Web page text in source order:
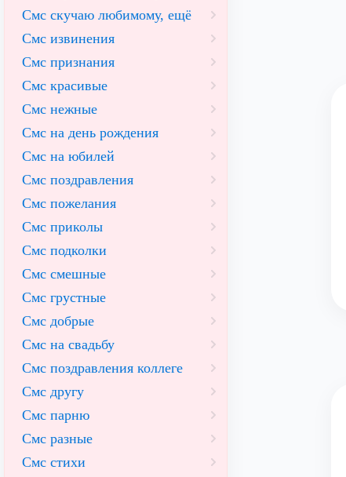
Смс скучаю любимому, ещё
Смс извинения
Смс признания
Смс красивые
Смс нежные
Смс на день рождения
Смс на юбилей
Смс поздравления
Смс пожелания
Смс приколы
Смс подколки
Смс смешные
Смс грустные
Смс добрые
Смс на свадьбу
Смс поздравления коллеге
Смс другу
Смс парню
Смс разные
Смс стихи